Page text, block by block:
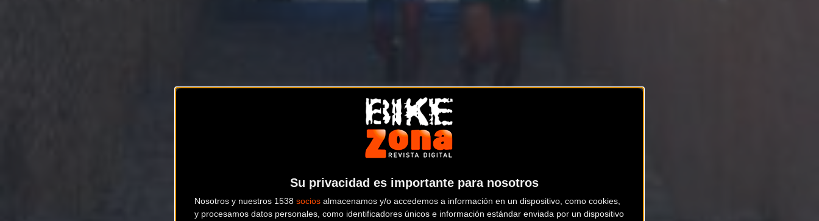
Su privacidad es importante para nosotros
Nosotros y nuestros 1538 socios almacenamos y/o accedemos a información en un dispositivo, como cookies,
y procesamos datos personales, como identificadores únicos e información estándar enviada por un dispositivo